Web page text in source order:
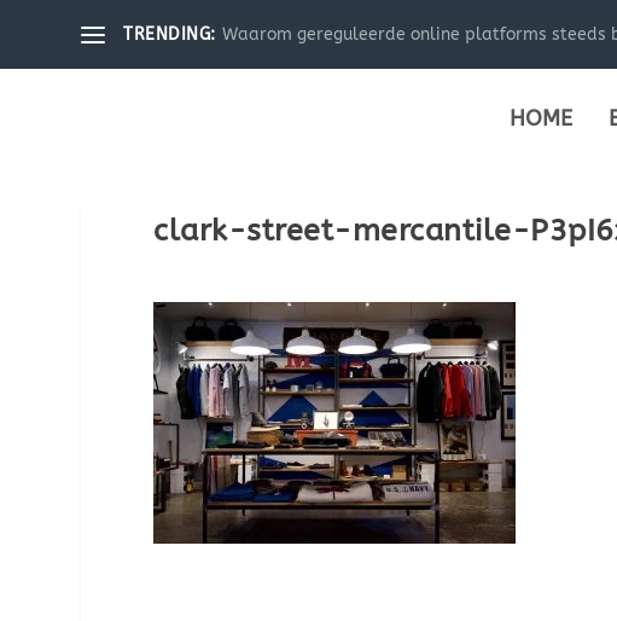
TRENDING: Waarom gereguleerde online platforms steeds
HOME
clark-street-mercantile-